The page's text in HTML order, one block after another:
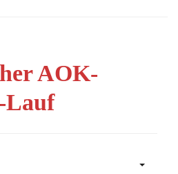
AOK-
Lauf